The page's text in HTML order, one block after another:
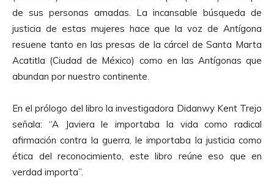
de sus personas amadas. La incansable búsqueda de
justicia de estas mujeres hace que la voz de Antígona
resuene tanto en las presas de la cárcel de Santa Marta
Acatitla (Ciudad de México) como en las Antígonas que
abundan por nuestro continente.
En el prólogo del libro la investigadora Didanwy Kent Trejo
señala: “A Javiera le importaba la vida como radical
afirmación contra la guerra, le importaba la justicia como
ética del reconocimiento, este libro reúne eso que en
verdad importa”.